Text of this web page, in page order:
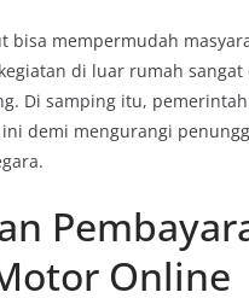
bisa mempermudah
di luar rumah sangat
Di samping itu, pemerintah
demi mengurangi
Online